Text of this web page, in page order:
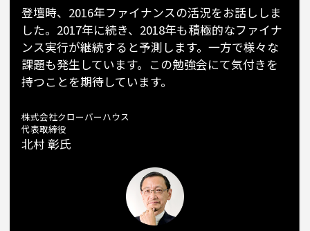
登壇時、2016年ファイナンスの活況をお話ししま
した。2017年に続き、2018年も積極的なファイナ
ンス実行が継続すると予測します。一方で様々な
課題も発生しています。この勉強会にて気付きを
持つことを期待しています。
株式会社クローバーハウス
代表取締役
北村 彰氏